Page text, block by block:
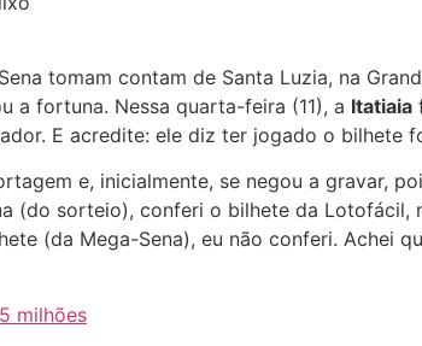
tomam contam de Santa Luzia, na
a fortuna. Nessa quarta-feira (11), a Itatiaia
E acredite: ele diz ter jogado o bilhete
e, inicialmente, se negou a gravar,
(do sorteio), conferi o bilhete da Lotofácil,
(da Mega-Sena), eu não conferi. Achei
milhões